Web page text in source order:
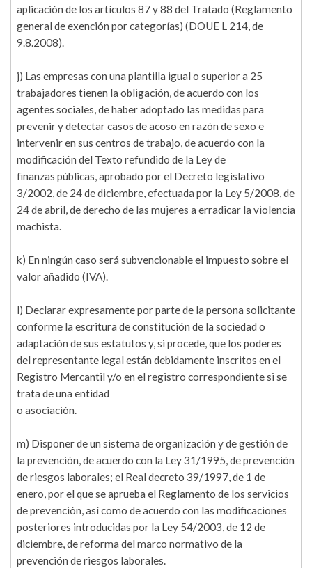
aplicación de los artículos 87 y 88 del Tratado (Reglamento
general de exención por categorías) (DOUE L 214, de
9.8.2008).
j) Las empresas con una plantilla igual o superior a 25
trabajadores tienen la obligación, de acuerdo con los
agentes sociales, de haber adoptado las medidas para
prevenir y detectar casos de acoso en razón de sexo e
intervenir en sus centros de trabajo, de acuerdo con la
modificación del Texto refundido de la Ley de
finanzas públicas, aprobado por el Decreto legislativo
3/2002, de 24 de diciembre, efectuada por la Ley 5/2008, de
24 de abril, de derecho de las mujeres a erradicar la violencia
machista.
k) En ningún caso será subvencionable el impuesto sobre el
valor añadido (IVA).
l) Declarar expresamente por parte de la persona solicitante
conforme la escritura de constitución de la sociedad o
adaptación de sus estatutos y, si procede, que los poderes
del representante legal están debidamente inscritos en el
Registro Mercantil y/o en el registro correspondiente si se
trata de una entidad
o asociación.
m) Disponer de un sistema de organización y de gestión de
la prevención, de acuerdo con la Ley 31/1995, de prevención
de riesgos laborales; el Real decreto 39/1997, de 1 de
enero, por el que se aprueba el Reglamento de los servicios
de prevención, así como de acuerdo con las modificaciones
posteriores introducidas por la Ley 54/2003, de 12 de
diciembre, de reforma del marco normativo de la
prevención de riesgos laborales.